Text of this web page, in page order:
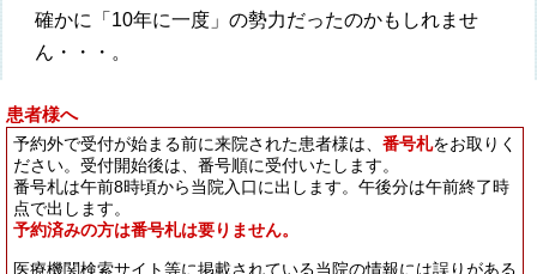
確かに「10年に一度」の勢力だったのかもしれませ
ん・・・。
患者様へ
予約外で受付が始まる前に来院された患者様は、 番号札をお取りく
ださい。受付開始後は、番号順に受付いたします。
番号札は午前8時頃から当院入口に出します。午後分は午前終了時
点で出します。
予約済みの方は番号札は要りません。
医療機関検索サイト等に掲載されている当院の情報には誤りがある